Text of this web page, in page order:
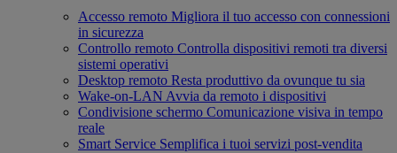
Accesso remoto Migliora il tuo accesso con connessioni
in sicurezza
Controllo remoto Controlla dispositivi remoti tra diversi
sistemi operativi
Desktop remoto Resta produttivo da ovunque tu sia
Wake-on-LAN Avvia da remoto i dispositivi
Condivisione schermo Comunicazione visiva in tempo
reale
Smart Service Semplifica i tuoi servizi post-vendita